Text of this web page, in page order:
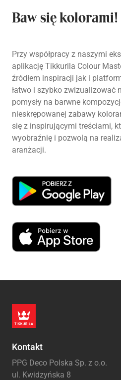
Baw się kolorami!
Przy współpracy z naszymi
aplikację Tikkurila Colour
źródłem inspiracji jak i
łatwo i szybko zwizualizować
pomysły na barwne
nieskrępowanej zabawy
się z inspirującymi treściami,
wyobraźnię i pozwolą na
aranżacji.
Kontakt
PPG Deco Polska Sp. z o.o.
ul. Kwidzyńska 8